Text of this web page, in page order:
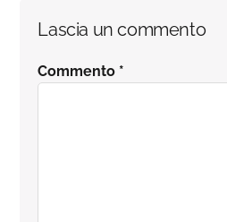
Interazioni
del
Lascia un commento
Commento *